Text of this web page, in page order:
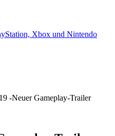
Xbox und Nintendo
-Neuer Gameplay-Trailer